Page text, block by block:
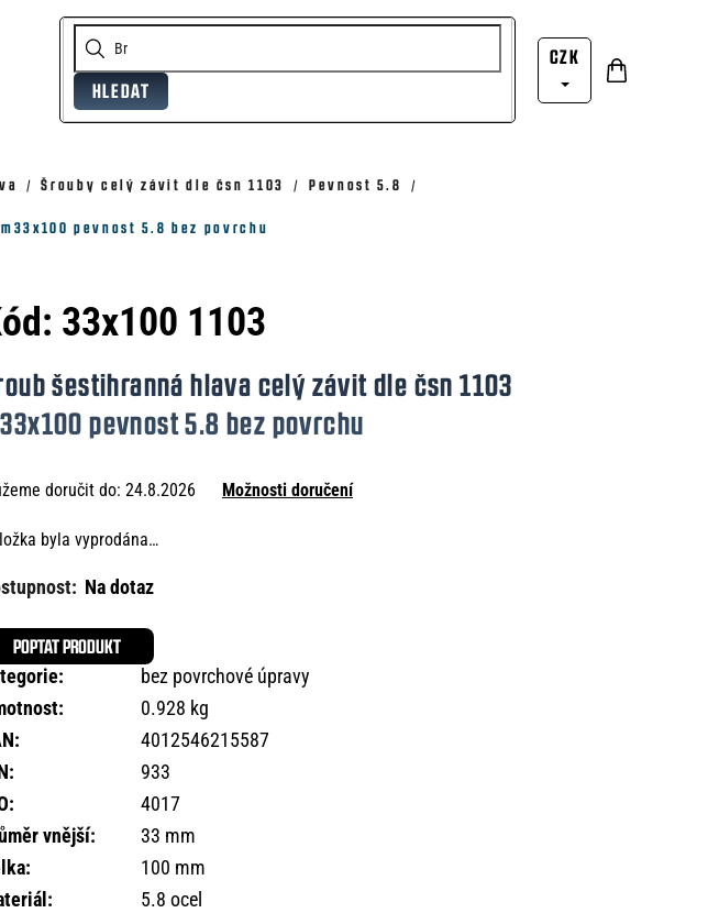
HLEDAT
CZK Nákupní
Šrouby celý závit dle čsn 1103 Pevnost 5.8
pevnost 5.8 bez povrchu
33x100 1103
šestihranná hlava celý závit dle čsn 1103
pevnost 5.8 bez povrchu
doručit do: 24.8.2026 Možnosti doručení
byla vyprodána…
Na dotaz
POPTAT PRODUKT
:
bez povrchové úpravy
:
0.928 kg
:
4012546215587
:
933
:
4017
vnější:
33 mm
:
100 mm
:
5.8 ocel